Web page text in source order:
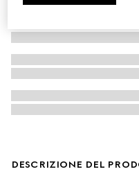
DESCRIZIONE DEL